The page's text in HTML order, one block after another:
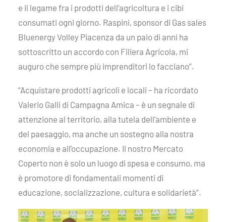
e il legame fra i prodotti dell’agricoltura e i cibi
consumati ogni giorno. Raspini, sponsor di Gas sales
Bluenergy Volley Piacenza da un paio di anni ha
sottoscritto un accordo con Filiera Agricola, mi
auguro che sempre più imprenditori lo facciano”.
“Acquistare prodotti agricoli e locali – ha ricordato
Valerio Galli di Campagna Amica – è un segnale di
attenzione al territorio, alla tutela dell’ambiente e
del paesaggio, ma anche un sostegno alla nostra
economia e all’occupazione. Il nostro Mercato
Coperto non è solo un luogo di spesa e consumo, ma
è promotore di fondamentali momenti di
educazione, socializzazione, cultura e solidarietà”.